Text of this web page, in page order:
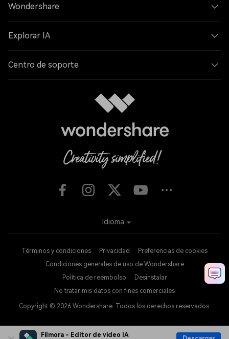
Filmora - Editor de video IA
Wondershare
Explorar IA
Centro de soporte
Términos y condiciones Privacidad
Preferencias de cookies
Condiciones generales de uso de Wondershare
Política de reembolso
Desinstalar
No tratar mis datos con fines comerciales
Copyright © 2026 Wondershare. Todos los derechos reservados.
Idioma